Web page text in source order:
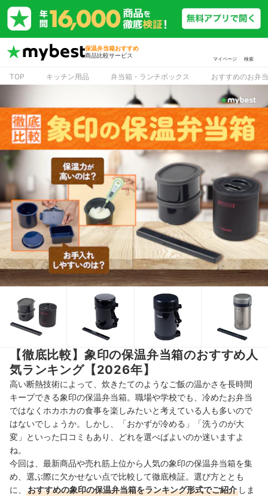
保温弁当箱おすすめ
商品比較サービス
マイページ 検索
TOP キッチン用品 弁当箱・ランチボックス おすすめのお弁
【徹底比較】象印の保温弁当箱のおすすめ人
気ランキング【2026年】
高い断熱技術によって、炊きたてのようなご飯の温かさを長時間
キープできる象印の保温弁当箱。職場や学校でも、冷めたお弁当
ではなくホカホカの食事を楽しみたいと考えている人も多いので
はないでしょうか。しかし、「おかずが冷める」「洗うのが大
変」といった口コミもあり、どれを選べばよいのか迷いますよ
ね。
今回は、最新商品や売れ筋上位から人気の象印の保温弁当箱を集
め、選ぶ際に欠かせない点で比較して徹底検証。選び方ととも
に、
おすすめの象印の保温弁当箱をランキング形式でご紹介 しま